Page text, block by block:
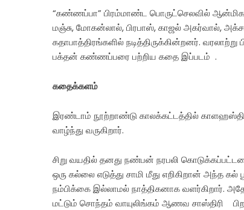
“கண்ணப்பா” பிரம்மாண்ட பொருட்செலவில் ஆன்மிக
மஞ்சு, மோகன்லால், பிரபாஸ், காஜல் அகர்வால்,
கதாபாத்திரங்களில் நடித்திருக்கின்றனர்.
பக்தன் கண்ணப்பரை பற்றிய கதை இப்படம் .
கதைக்களம்
இரண்டாம் நூற்றாண்டு காலக்கட்டத்தில்
வாழ்ந்து வருகிறார்.
சிறு வயதில் தனது நண்பன் நரபலி
ஒரு கல்லை எடுத்து சாமி மீது எறிகிறான் அந்த
நம்பிக்கை இல்லாமல் நாத்திகனாக வளர்கிறார்.
மட்டும் சொந்தம் வாயுலிங்கம் ஆணவ சாஸ்திரி